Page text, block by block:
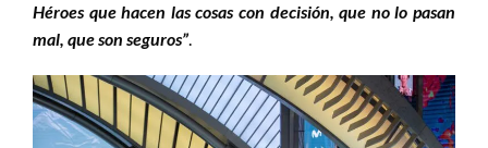
Héroes que hacen las cosas con decisión, que no lo pasan
mal, que son seguros”.